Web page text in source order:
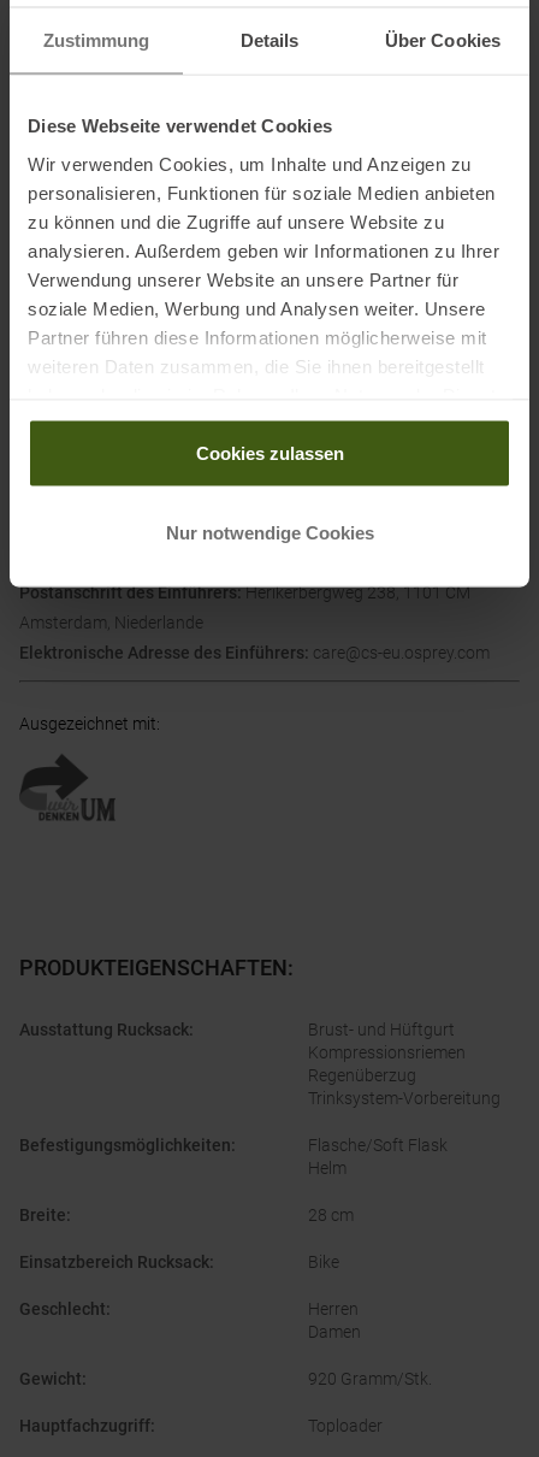
Zustimmung Details Über Cookies
Diese Webseite verwendet Cookies
Wir verwenden Cookies, um Inhalte und Anzeigen zu
personalisieren, Funktionen für soziale Medien anbieten
zu können und die Zugriffe auf unsere Website zu
analysieren. Außerdem geben wir Informationen zu Ihrer
Verwendung unserer Website an unsere Partner für
soziale Medien, Werbung und Analysen weiter. Unsere
Partner führen diese Informationen möglicherweise mit
weiteren Daten zusammen, die Sie ihnen bereitgestellt
gesammelt haben.
Cookies zulassen
Nur notwendige Cookies
Ripstop (100 den); PFAS-freie DWR-Imprägnierung
bluesign-ZERTIFIZIERTES, 100 % recyceltes Nylon (70 den); PFAS-
freie DWR-Imprägnierung
Boden:
bluesign-ZERTIFIZIERTES, 100 % recyceltes Nylon (420 den); PFAS-
freie DWR-Imprägnierung
Informationen zu EU Verordnung GPSR
BH12 4FE, Großbritannien
Elektronische Adresse des Herstellers:cs-
Postanschrift des Einführers:Herikerbergweg 238, 1101 CM
Amsterdam, Niederlande
Elektronische Adresse des Einführers: care@cs-eu.osprey.com
Ausgezeichnet mit:
PRODUKTEIGENSCHAFTEN:
Ausstattung Rucksack:
Brust- und Hüftgurt
Kompressionsriemen
Regenüberzug
Trinksystem-Vorbereitung
Befestigungsmöglichkeiten:
Flasche/Soft Flask
Helm
Breite: 28 cm
Einsatzbereich Rucksack: Bike
Geschlecht:
Herren
Damen
Gewicht: 920 Gramm/Stk.
Hauptfachzugriff: Toploader